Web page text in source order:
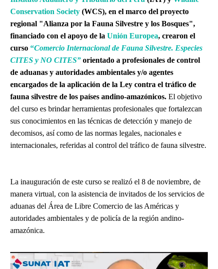
Conservation Society (WCS), en el marco del proyecto
regional "Alianza por la Fauna Silvestre y los Bosques",
financiado con el apoyo de la Unión Europea, crearon el
curso “Comercio Internacional de Fauna Silvestre. Especies
CITES y NO CITES” orientado a profesionales de control
de aduanas y autoridades ambientales y/o agentes
encargados de la aplicación de la Ley contra el tráfico de
fauna silvestre de los países andino-amazónicos. El objetivo
del curso es brindar herramientas profesionales que fortalezcan
sus conocimientos en las técnicas de detección y manejo de
decomisos, así como de las normas legales, nacionales e
internacionales, referidas al control del tráfico de fauna silvestre.
La inauguración de este curso se realizó el 8 de noviembre, de
manera virtual, con la asistencia de invitados de los servicios de
aduanas del Área de Libre Comercio de las Américas y
autoridades ambientales y de policía de la región andino-
amazónica.